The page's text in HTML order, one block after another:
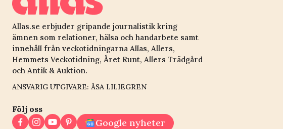
Allas.se erbjuder gripande journalistik kring
ämnen som relationer, hälsa och handarbete samt
innehåll från veckotidningarna Allas, Allers,
Hemmets Veckotidning, Året Runt, Allers Trädgård
och Antik & Auktion.
ANSVARIG UTGIVARE: ÅSA LILIEGREN
Följ oss
Google nyheter